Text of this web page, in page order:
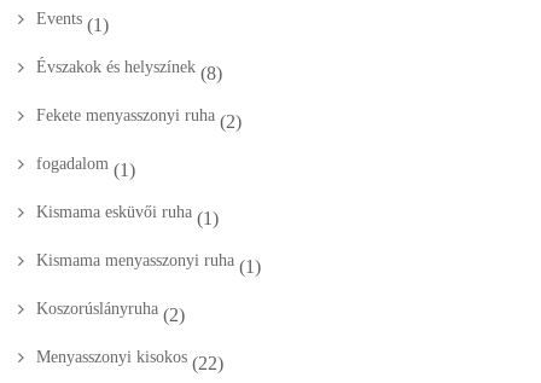
Events (1)
Évszakok és helyszínek (8)
Fekete menyasszonyi ruha (2)
fogadalom (1)
Kismama esküvői ruha (1)
Kismama menyasszonyi ruha (1)
Koszorúslányruha (2)
Menyasszonyi kisokos (22)